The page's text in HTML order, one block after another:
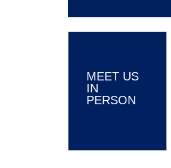
MEET US
IN
PERSON